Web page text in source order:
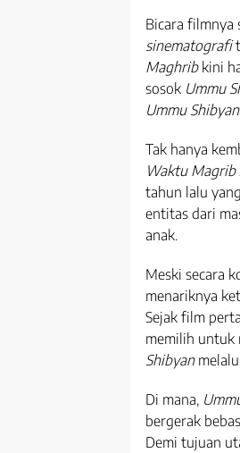
Bicara filmnya
sinematografi
Maghribkini
sosok Ummu
Ummu Shibyan
Tak hanya
Waktu Magrib
tahun lalu
entitas dari
anak.
Meski secara
menariknya
Sejak film
memilih untuk
Shibyan
Di mana,
bergerak
Demi tujuan